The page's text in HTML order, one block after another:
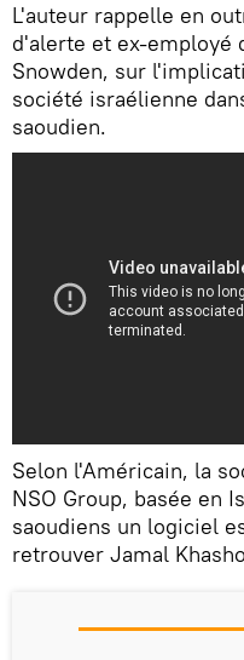
L'auteur rappelle en
d'alerte et ex-employé
Snowden, sur
société israélienne
saoudien.
Selon l'Américain, la
NSO Group, basée en
saoudiens un logiciel
retrouver Jamal